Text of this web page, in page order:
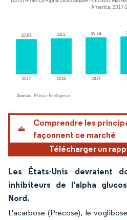
Image © Mordor Intelligence. La
Comprendre les
façonnent ce marché
Télécharger un
Les États-Unis devraient
inhibiteurs de l'alpha
Nord.
L'acarbose (Precose), le